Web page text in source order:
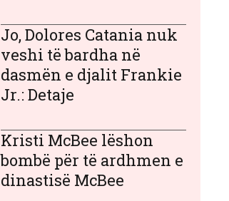
Jo, Dolores Catania nuk
veshi të bardha në
dasmën e djalit Frankie
Jr.: Detaje
Kristi McBee lëshon
bombë për të ardhmen e
dinastisë McBee